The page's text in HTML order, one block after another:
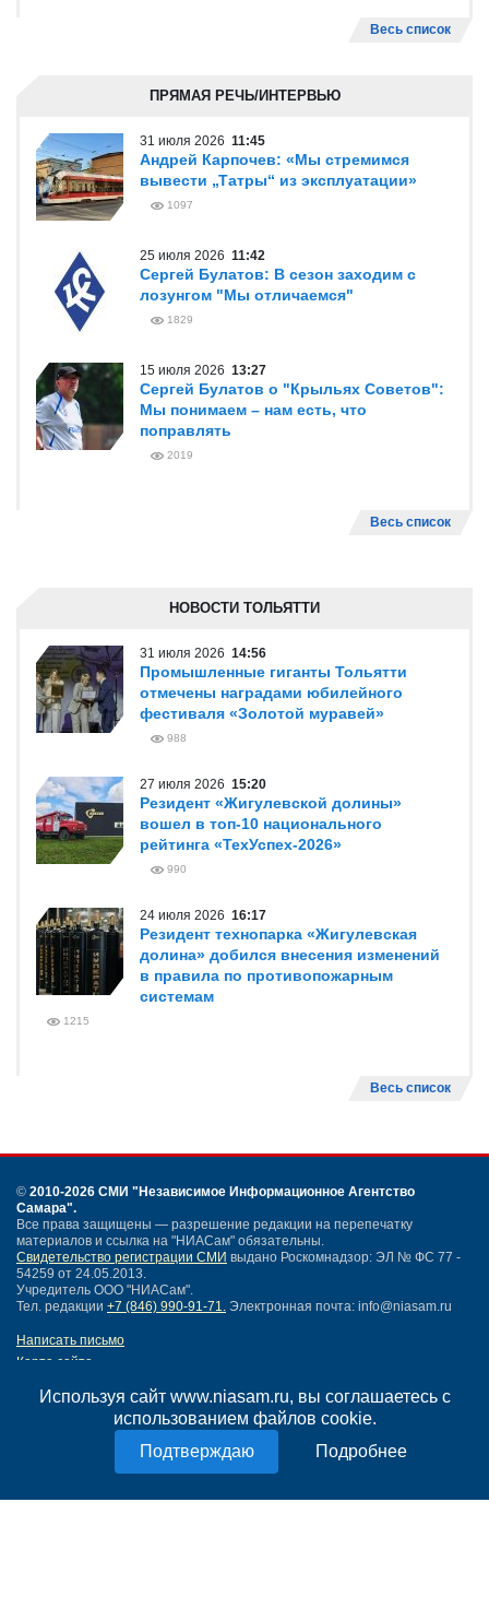
Используя сайт www.niasam.ru, вы соглашаетесь с
использованием файлов cookie.
Подробнее
Весь список
ПРЯМАЯ РЕЧЬ/ИНТЕРВЬЮ
31 июля 2026 11:45
Андрей Карпочев: «Мы стремимся
вывести „Татры“ из эксплуатации»
1097
25 июля 2026 11:42
Сергей Булатов: В сезон заходим с
лозунгом "Мы отличаемся"
1829
15 июля 2026 13:27
Сергей Булатов о "Крыльях Советов":
Мы понимаем – нам есть, что
поправлять
2019
Весь список
НОВОСТИ ТОЛЬЯТТИ
31 июля 2026 14:56
Промышленные гиганты Тольятти
отмечены наградами юбилейного
фестиваля «Золотой муравей»
988
27 июля 2026 15:20
Резидент «Жигулевской долины»
вошел в топ-10 национального
рейтинга «ТехУспех-2026»
990
24 июля 2026 16:17
Резидент технопарка «Жигулевская
долина» добился внесения изменений
в правила по противопожарным
системам
1215
Весь список
© 2010-2026 СМИ "Независимое Информационное Агентство
Самара".
Все права защищены — разрешение редакции на перепечатку
материалов и ссылка на "НИАСам" обязательны.
Свидетельство регистрации СМИ выдано Роскомнадзор: ЭЛ № ФС 77 -
54259 от 24.05.2013.
Учредитель ООО "НИАСам".
Тел. редакции +7 (846) 990-91-71. Электронная почта: info@niasam.ru
Написать письмо
Карта сайта
Политика конфиденциальности
Согласие на обработку персональных данных